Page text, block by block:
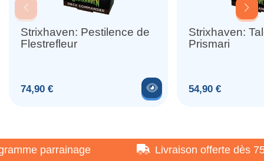
Strixhaven: Pestilence de
Flestrefleur
Prix
74,90 € Voir le produit
Strixhaven:
Prismari
Prix
54,90 €
parrainage Livraison offerte dès 75